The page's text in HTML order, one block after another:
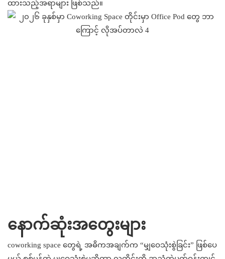
ထားသည့်အရာများ ဖြစ်သည်။
နောက်ဆုံးအတွေးများ
coworking space တွေရဲ့ အဓိကအချက်က “မျှဝေသုံးစွဲခြင်း” ဖြစ်ပေ